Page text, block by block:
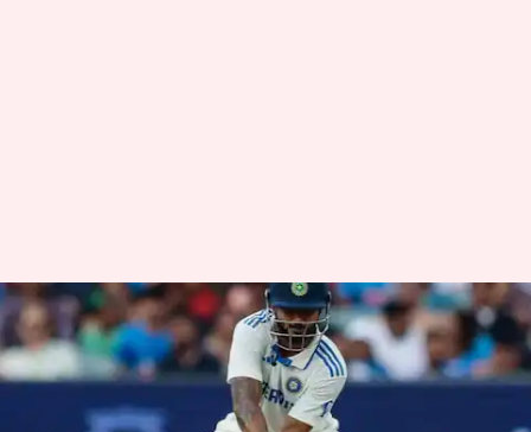
ஆஸ்திரேலியாவில் அதிக
சிக்ஸர்கள்; டெஸ்ட்
கிரிக்கெட்டில் வீரேந்திர
சேவாக்கின் சாதனையை